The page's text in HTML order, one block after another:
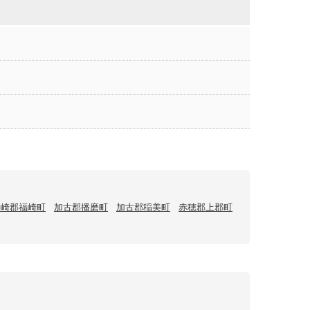
郡福崎町 加古郡播磨町 加古郡稲美町
赤穂郡上郡町